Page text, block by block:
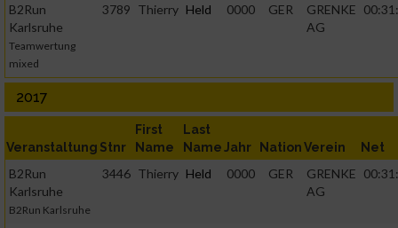
B2Run
Karlsruhe
Teamwertung
mixed
3789 Thierry Held 0000 GER
GRENKE
AG
2017
Veranstaltung Stnr
First
Name
Last
NameJahr NationVerein Net
B2Run
Karlsruhe
B2Run Karlsruhe
3446 Thierry Held 0000 GER
GRENKE
AG